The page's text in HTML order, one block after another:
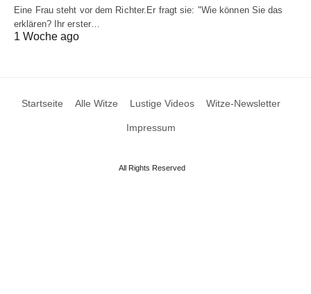
Eine Frau steht vor dem Richter.Er fragt sie: "Wie können Sie das
erklären? Ihr erster…
1 Woche ago
Startseite Alle Witze Lustige Videos Witze-Newsletter
Impressum
All Rights Reserved